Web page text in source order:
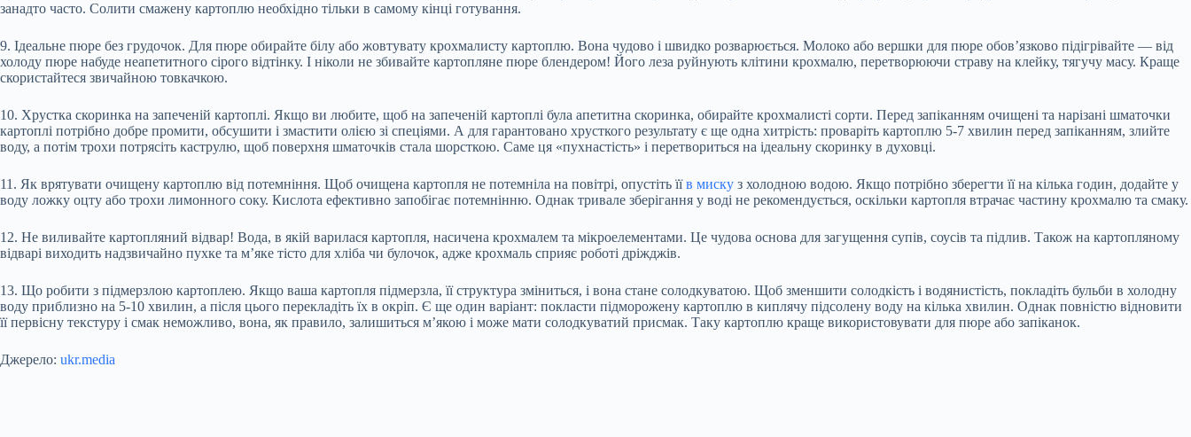
занадто часто. Солити смажену картоплю необхідно тільки в самому кінці готування.
9. Ідеальне пюре без грудочок. Для пюре обирайте білу або жовтувату крохмалисту картоплю. Вона чудово і швидко розварюється. Молоко або вершки для пюре обов’язково підігрівайте — від
холоду пюре набуде неапетитного сірого відтінку. І ніколи не збивайте картопляне пюре блендером! Його леза руйнують клітини крохмалю, перетворюючи страву на клейку, тягучу масу. Краще
скористайтеся звичайною товкачкою.
10. Хрустка скоринка на запеченій картоплі. Якщо ви любите, щоб на запеченій картоплі була апетитна скоринка, обирайте крохмалисті сорти. Перед запіканням очищені та нарізані шматочки
картоплі потрібно добре промити, обсушити і змастити олією зі спеціями. А для гарантовано хрусткого результату є ще одна хитрість: проваріть картоплю 5-7 хвилин перед запіканням, злийте
воду, а потім трохи потрясіть каструлю, щоб поверхня шматочків стала шорсткою. Саме ця «пухнастість» і перетвориться на ідеальну скоринку в духовці.
11. Як врятувати очищену картоплю від потемніння. Щоб очищена картопля не потемніла на повітрі, опустіть їїв миску з холодною водою. Якщо потрібно зберегти її на кілька годин, додайте у
воду ложку оцту або трохи лимонного соку. Кислота ефективно запобігає потемнінню. Однак тривале зберігання у воді не рекомендується, оскільки картопля втрачає частину крохмалю та смаку.
12. Не виливайте картопляний відвар! Вода, в якій варилася картопля, насичена крохмалем та мікроелементами. Це чудова основа для загущення супів, соусів та підлив. Також на картопляному
відварі виходить надзвичайно пухке та м’яке тісто для хліба чи булочок, адже крохмаль сприяє роботі дріжджів.
13. Що робити з підмерзлою картоплею. Якщо ваша картопля підмерзла, її структура зміниться, і вона стане солодкуватою. Щоб зменшити солодкість і водянистість, покладіть бульби в холодну
воду приблизно на 5-10 хвилин, а після цього перекладіть їх в окріп. Є ще один варіант: покласти підморожену картоплю в киплячу підсолену воду на кілька хвилин. Однак повністю відновити
її первісну текстуру і смак неможливо, вона, як правило, залишиться м’якою і може мати солодкуватий присмак. Таку картоплю краще використовувати для пюре або запіканок.
Джерело: ukr.media